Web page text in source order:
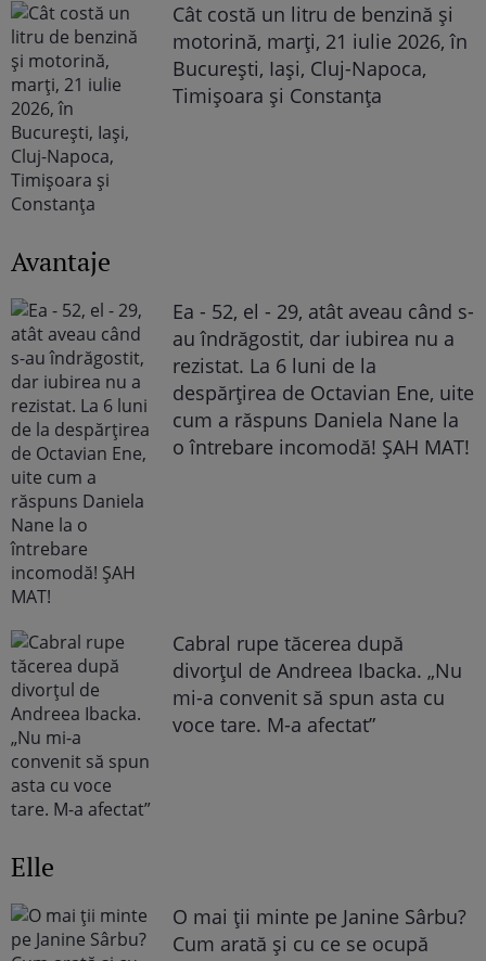
Cât costă un litru de benzină și
motorină, marți, 21 iulie 2026, în
București, Iași, Cluj-Napoca,
Timișoara și Constanța
Avantaje
Ea - 52, el - 29, atât aveau când s-
au îndrăgostit, dar iubirea nu a
rezistat. La 6 luni de la
despărțirea de Octavian Ene, uite
cum a răspuns Daniela Nane la
o întrebare incomodă! ȘAH MAT!
Cabral rupe tăcerea după
divorțul de Andreea Ibacka. „Nu
mi-a convenit să spun asta cu
voce tare. M-a afectat”
Elle
O mai ții minte pe Janine Sârbu?
Cum arată și cu ce se ocupă